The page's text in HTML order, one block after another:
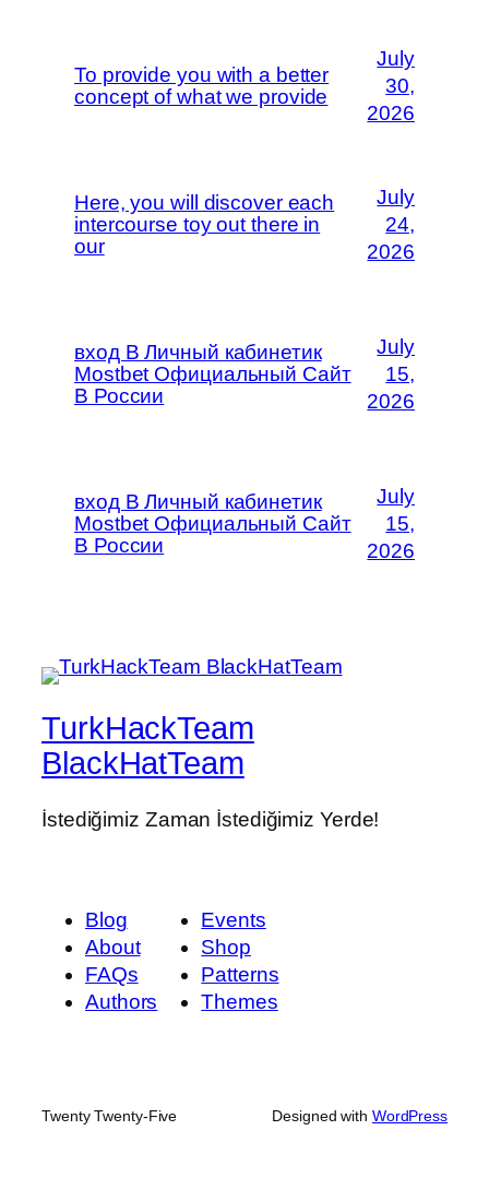
To provide you with a better
concept of what we provide
July
30,
2026
Here, you will discover each
intercourse toy out there in
our
July
24,
2026
вход В Личный кабинетик
Mostbet Официальный Сайт
В России
July
15,
2026
вход В Личный кабинетик
Mostbet Официальный Сайт
В России
July
15,
2026
TurkHackTeam
BlackHatTeam
İstediğimiz Zaman İstediğimiz Yerde!
Blog
About
FAQs
Authors
Events
Shop
Patterns
Themes
Twenty Twenty-Five Designed with WordPress